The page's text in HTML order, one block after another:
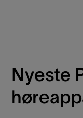
Nyeste